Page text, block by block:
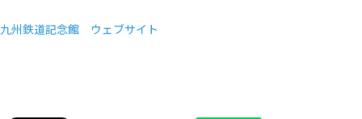
九州鉄道記念館 ウェブサイト